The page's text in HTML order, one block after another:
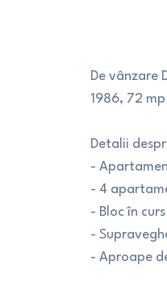
De vânzare
1986, 72
Detalii
-
- 4
- Bloc în
-
- Aproape